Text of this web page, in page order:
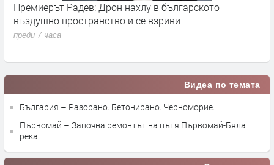
Премиерът Радев: Дрон нахлу в българското
въздушно пространство и се взриви
преди 7 часа
Видеа по темата
България – Разорано. Бетонирано. Черноморие.
Първомай – Започна ремонтът на пътя Първомай-Бяла
река